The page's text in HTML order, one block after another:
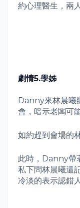
約心理醫生，兩
劇情5.學姊
Danny來林晨曦
會，暗示老闆可
如約趕到會場的
此時， Danny帶
私下問林晨曦還
冷淡的表示認錯